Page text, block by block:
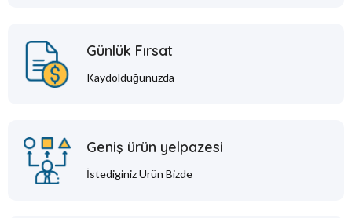
Günlük Fırsat
Kaydolduğunuzda
Geniş ürün yelpazesi
İstediginiz Ürün Bizde